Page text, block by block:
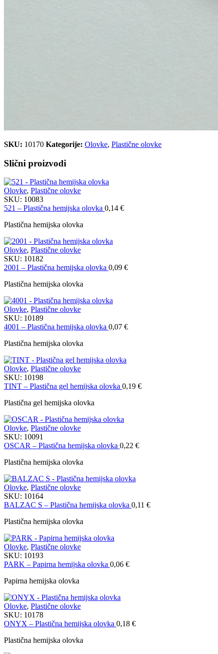
SKU: 10170 Kategorije: Olovke, Plastične olovke
Slični proizvodi
Olovke, Plastične olovke
SKU: 10083
521 – Plastična hemijska olovka 0,14 €
Plastična hemijska olovka
Olovke, Plastične olovke
SKU: 10182
2001 – Plastična hemijska olovka 0,09 €
Plastična hemijska olovka
Olovke, Plastične olovke
SKU: 10189
4001 – Plastična hemijska olovka 0,07 €
Plastična hemijska olovka
Olovke, Plastične olovke
SKU: 10198
TINT – Plastična gel hemijska olovka 0,19 €
Plastična gel hemijska olovka
Olovke, Plastične olovke
SKU: 10091
OSCAR – Plastična hemijska olovka 0,22 €
Plastična hemijska olovka
Olovke, Plastične olovke
SKU: 10164
BALZAC S – Plastična hemijska olovka 0,11 €
Plastična hemijska olovka
Olovke, Plastične olovke
SKU: 10193
PARK – Papirna hemijska olovka 0,06 €
Papirna hemijska olovka
Olovke, Plastične olovke
SKU: 10178
ONYX – Plastična hemijska olovka 0,18 €
Plastična hemijska olovka